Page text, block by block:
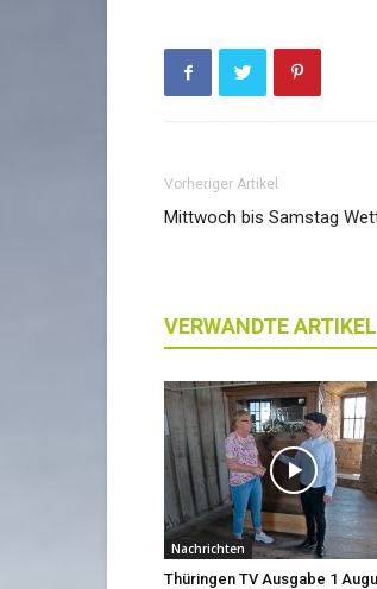
Vorheriger Artikel
Mittwoch bis Samstag
VERWANDTE ARTIKEL
Nachrichten
Thüringen TV Ausgabe 1